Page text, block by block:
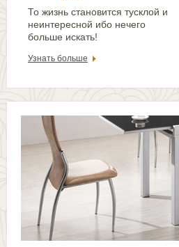
То жизнь становится тусклой и
неинтересной ибо нечего
больше искать!
Узнать больше